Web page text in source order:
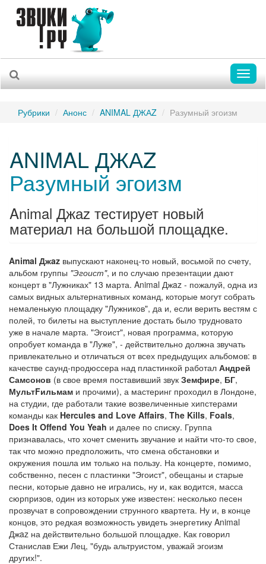
Рубрики Анонс ANIMAL ДЖАZ Разумный эгоизм
ANIMAL ДЖАZ
Разумный эгоизм
Animal Джаz тестирует новый
материал на большой площадке.
Animal Джaz выпускают наконец-то новый, восьмой по счету,
альбом группы "Эгоист", и по случаю презентации дают
концерт в "Лужниках" 13 марта. Animal Джaz - пожалуй, одна из
самых видных альтернативных команд, которые могут собрать
немаленькую площадку "Лужников", да и, если верить вестям с
полей, то билеты на выступление достать было трудновато
уже в начале марта. "Эгоист", новая программа, которую
опробует команда в "Луже", - действительно должна звучать
привлекательно и отличаться от всех предыдущих альбомов: в
качестве саунд-продюссера над пластинкой работал Андрей
Самсонов (в свое время поставивший звук Земфире, БГ,
МультFильмам и прочими), а мастеринг проходил в Лондоне,
на студии, где работали такие возвеличенные хипстерами
команды как Hercules and Love Affairs, The Kills, Foals,
Does It Offend You Yeah и далее по списку. Группа
признавалась, что хочет сменить звучание и найти что-то свое,
так что можно предположить, что смена обстановки и
окружения пошла им только на пользу. На концерте, помимо,
собственно, песен с пластинки "Эгоист", обещаны и старые
песни, которые давно не игрались, ну и, как водится, масса
сюрпризов, один из которых уже известен: несколько песен
прозвучат в сопровождении струнного квартета. Ну и, в конце
концов, это редкая возможность увидеть энергетику Animal
Джaz на действительно большой площадке. Как говорил
Станислав Ежи Лец, "будь альтруистом, уважай эгоизм
других!".